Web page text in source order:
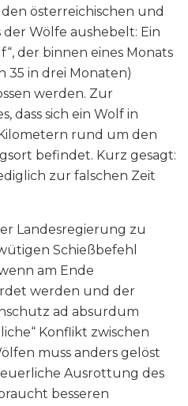
österreichischen und
Wölfe aushebelt: Ein
der binnen eines Monats
35 in drei Monaten)
werden. Zur
dass sich ein Wolf in
rund um den
befindet. Kurz gesagt:
zur falschen Zeit
Landesregierung zu
Schießbefehl
am Ende
werden und der
ad absurdum
Konflikt zwischen
muss anders gelöst
Ausrottung des
besseren